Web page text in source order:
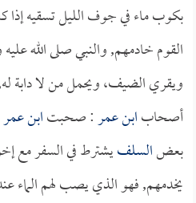
بكوب ماء في جوف الليل تسقيه
القوم خادمهم, والنبي صلى الله
ويقري الضيف، ويحمل من لا دابة
أصحابابن عمر: صحبتابن عمر
بعضالسلفيشترط في السفر مع
يخدمهم, فهو الذي يصب لهم الماء